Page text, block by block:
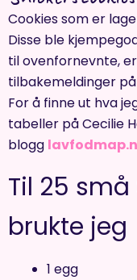
Cookies som er
Disse ble
til ovenfornevnte,
tilbakemeldinger
For å finne ut hva
tabeller på Cecilie
blogg
Til 25
brukte jeg
1 egg